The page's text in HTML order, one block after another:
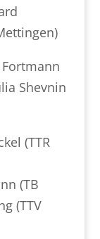
Shevnin
(TTR
(TB
(TTV